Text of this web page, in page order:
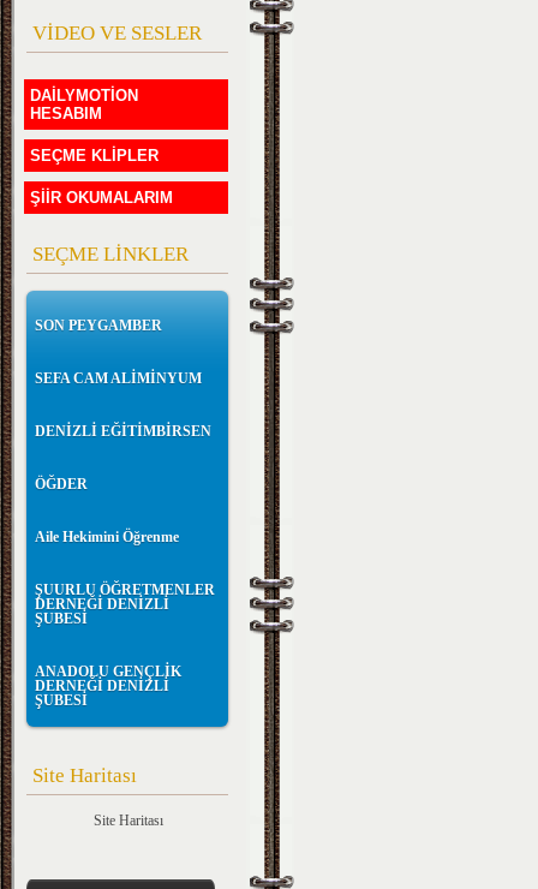
VİDEO VE SESLER
DAİLYMOTİON
HESABIM
SEÇME KLİPLER
ŞİİR OKUMALARIM
SEÇME LİNKLER
SON PEYGAMBER
SEFA CAM ALİMİNYUM
DENİZLİ EĞİTİMBİRSEN
ÖĞDER
Aile Hekimini Öğrenme
ŞUURLU ÖĞRETMENLER
DERNEĞİ DENİZLİ
ŞUBESİ
ANADOLU GENÇLİK
DERNEĞİ DENİZLİ
ŞUBESİ
Site Haritası
Site Haritası